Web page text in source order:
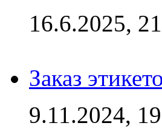
16.6.2025,
Заказ
9.11.2024,